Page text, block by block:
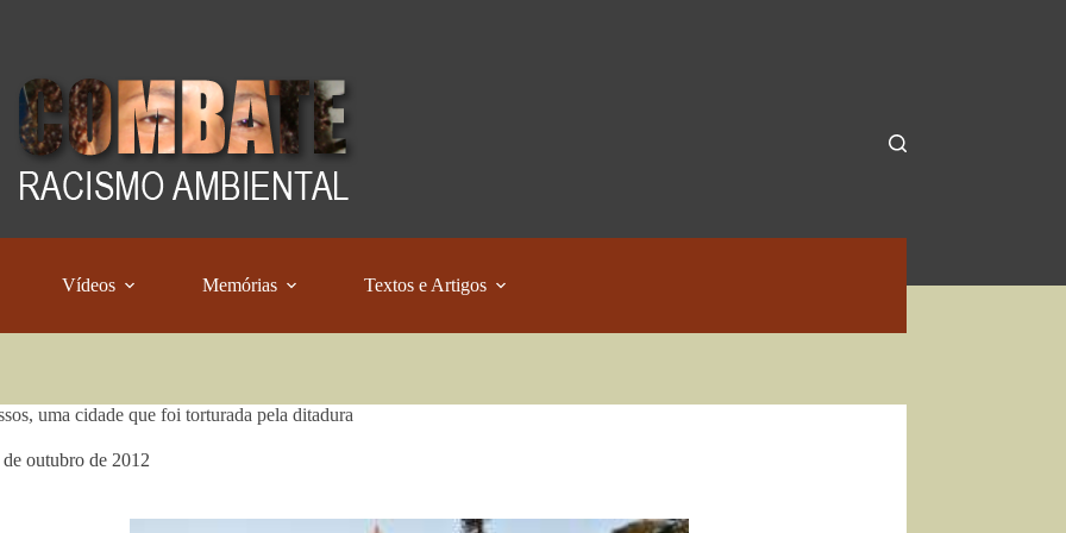
Vídeos Memórias Textos e Artigos
uma cidade que foi torturada pela ditadura
de outubro de 2012